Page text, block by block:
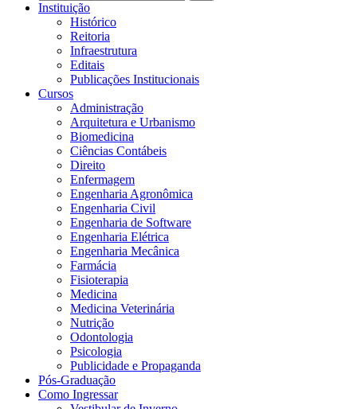
Instituição
Histórico
Reitoria
Infraestrutura
Editais
Publicações Institucionais
Cursos
Administração
Arquitetura e Urbanismo
Biomedicina
Ciências Contábeis
Direito
Enfermagem
Engenharia Agronômica
Engenharia Civil
Engenharia de Software
Engenharia Elétrica
Engenharia Mecânica
Farmácia
Fisioterapia
Medicina
Medicina Veterinária
Nutrição
Odontologia
Psicologia
Publicidade e Propaganda
Pós-Graduação
Como Ingressar